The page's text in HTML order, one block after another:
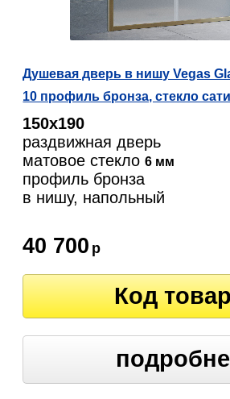
Душевая дверь в нишу Vegas
10 профиль бронза, стекло
150х190
раздвижная дверь
матовое стекло6 мм
профиль бронза
в нишу, напольный
40 700 р
Код